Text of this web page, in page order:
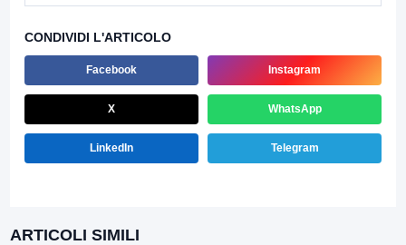
CONDIVIDI L'ARTICOLO
Facebook Instagram
X WhatsApp
LinkedIn Telegram
ARTICOLI SIMILI